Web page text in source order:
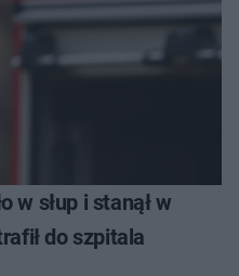
w słup i stanął w
do szpitala